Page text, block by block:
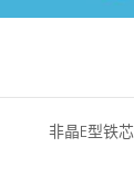
非晶E型铁芯